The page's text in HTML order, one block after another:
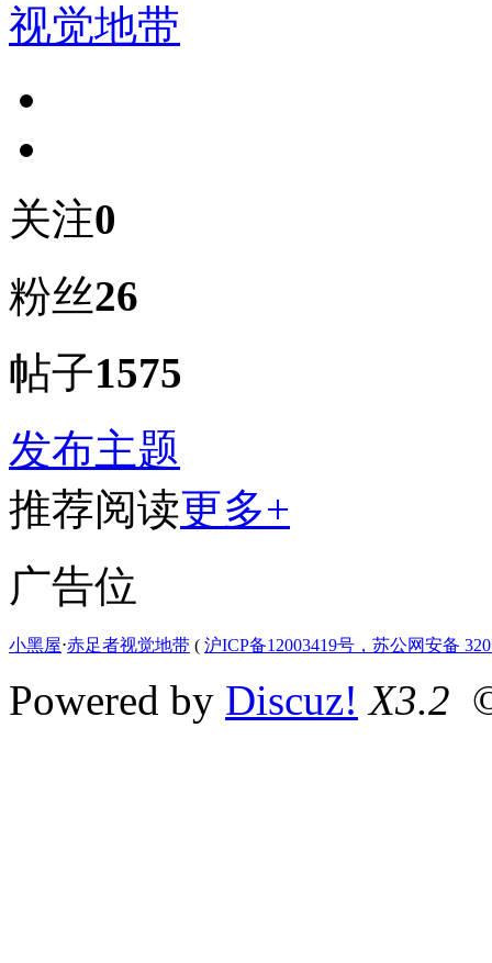
视觉地带
关注0
粉丝26
帖子1575
发布主题
推荐阅读更多+
广告位
小黑屋⋅赤足者视觉地带 ( 沪ICP备12003419号，苏公网安备
Powered by Discuz! X3.2